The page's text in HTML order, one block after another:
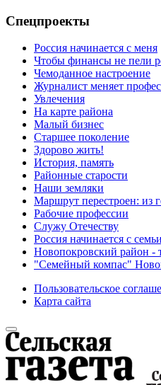
Спецпроекты
Россия начинается с меня
Чтобы финансы не пели
Чемоданное настроение
Журналист меняет
Увлечения
На карте района
Малый бизнес
Старшее поколение
Здорово жить!
История, память
Районные старости
Наши земляки
Маршрут перестроен: из
Рабочие профессии
Служу Отечеству
Россия начинается с семьи
Новопокровский район -
"Семейный компас"
Пользовательское
Карта сайта